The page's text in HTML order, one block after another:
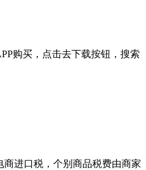
购买，点击去下载按钮，搜索
进口税，个别商品税费由商家